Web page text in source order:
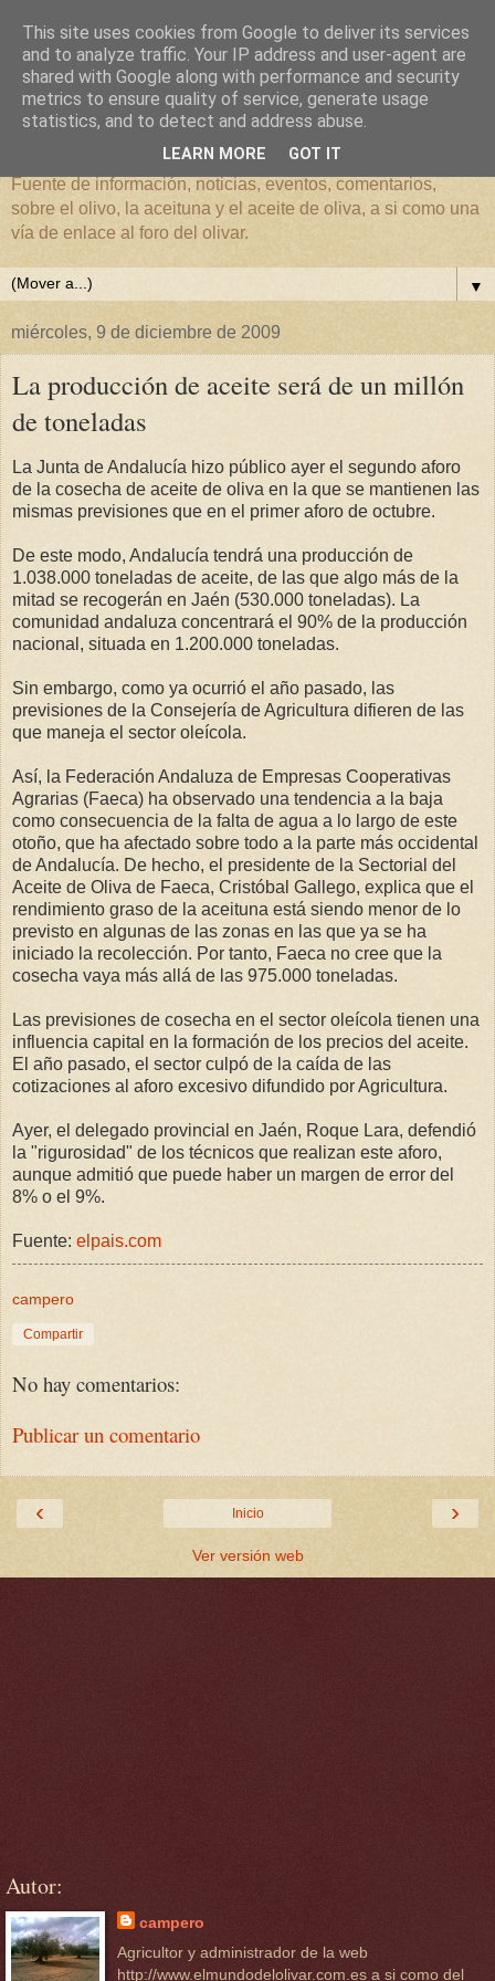
El mundo del Olivar
Fuente de información, noticias, eventos, comentarios,
sobre el olivo, la aceituna y el aceite de oliva, a si como una
vía de enlace al foro del olivar.
▼
miércoles, 9 de diciembre de 2009
La producción de aceite será de un millón
de toneladas
La Junta de Andalucía hizo público ayer el segundo aforo
de la cosecha de aceite de oliva en la que se mantienen las
mismas previsiones que en el primer aforo de octubre.
De este modo, Andalucía tendrá una producción de
1.038.000 toneladas de aceite, de las que algo más de la
mitad se recogerán en Jaén (530.000 toneladas). La
comunidad andaluza concentrará el 90% de la producción
nacional, situada en 1.200.000 toneladas.
Sin embargo, como ya ocurrió el año pasado, las
previsiones de la Consejería de Agricultura difieren de las
que maneja el sector oleícola.
Así, la Federación Andaluza de Empresas Cooperativas
Agrarias (Faeca) ha observado una tendencia a la baja
como consecuencia de la falta de agua a lo largo de este
otoño, que ha afectado sobre todo a la parte más occidental
de Andalucía. De hecho, el presidente de la Sectorial del
Aceite de Oliva de Faeca, Cristóbal Gallego, explica que el
rendimiento graso de la aceituna está siendo menor de lo
previsto en algunas de las zonas en las que ya se ha
iniciado la recolección. Por tanto, Faeca no cree que la
cosecha vaya más allá de las 975.000 toneladas.
Las previsiones de cosecha en el sector oleícola tienen una
influencia capital en la formación de los precios del aceite.
El año pasado, el sector culpó de la caída de las
cotizaciones al aforo excesivo difundido por Agricultura.
Ayer, el delegado provincial en Jaén, Roque Lara, defendió
la "rigurosidad" de los técnicos que realizan este aforo,
aunque admitió que puede haber un margen de error del
8% o el 9%.
Fuente: elpais.com
campero
Compartir
No hay comentarios:
Publicar un comentario
‹ ›
Inicio
Ver versión web
Autor:
campero
Agricultor y administrador de la web
http://www.elmundodelolivar.com.es a si como del
This site uses cookies from Google to deliver its services
and to analyze traffic. Your IP address and user-agent are
shared with Google along with performance and security
metrics to ensure quality of service, generate usage
statistics, and to detect and address abuse.
LEARN MORE GOT IT